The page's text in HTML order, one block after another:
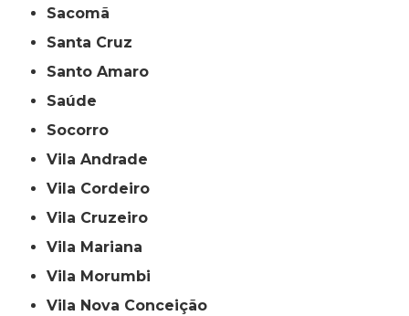
Sacomã
Santa Cruz
Santo Amaro
Saúde
Socorro
Vila Andrade
Vila Cordeiro
Vila Cruzeiro
Vila Mariana
Vila Morumbi
Vila Nova Conceição